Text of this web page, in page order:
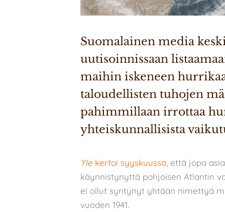
Suomalainen media
uutisoinnissaan
maihin iskeneen
taloudellisten tuhojen
pahimmillaan irrottaa
yhteiskunnallisista
Yle kertoi syyskuussa , että jopa
käynnistynyttä pohjoisen Atlantin
ei ollut syntynyt yhtään nimettyä
vuoden 1941.